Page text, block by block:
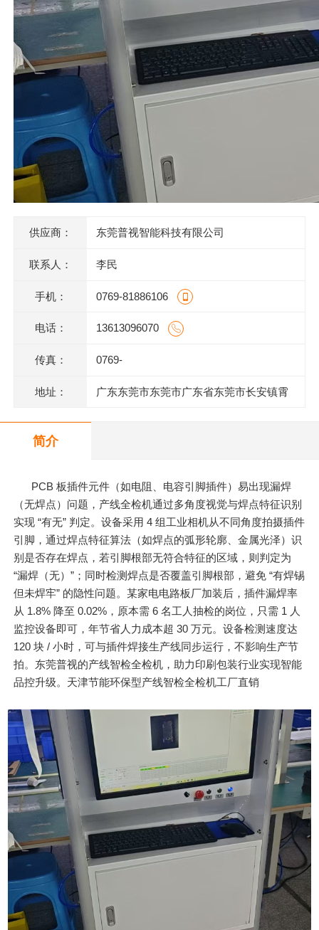
供应商： 东莞普视智能科技有限公司
联系人： 李民
手机： 0769-81886106
电话： 13613096070
传真： 0769-
地址： 广东东莞市东莞市广东省东莞市长安镇霄
简介
PCB 板插件元件（如电阻、电容引脚插件）易出现漏焊
（无焊点）问题，产线全检机通过多角度视觉与焊点特征识别
实现 “有无” 判定。设备采用 4 组工业相机从不同角度拍摄插件
引脚，通过焊点特征算法（如焊点的弧形轮廓、金属光泽）识
别是否存在焊点，若引脚根部无符合特征的区域，则判定为
“漏焊（无）”；同时检测焊点是否覆盖引脚根部，避免 “有焊锡
但未焊牢” 的隐性问题。某家电电路板厂加装后，插件漏焊率
从 1.8% 降至 0.02%，原本需 6 名工人抽检的岗位， 只 需 1 人
监控设备即可，年节省人力成本超 30 万元。设备检测速度达
120 块 / 小时，可与插件焊接生产线同步运行，不影响生产节
拍。东莞普视的产线智检全检机，助力印刷包装行业实现智能
品控升级。天津节能环保型产线智检全检机工厂直销